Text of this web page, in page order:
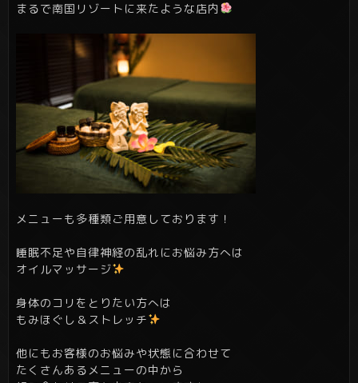
まるで南国リゾートに来たような店内
メニューも多種類ご用意しております！
睡眠不足や自律神経の乱れにお悩み方へは
オイルマッサージ
身体のコリをとりたい方へは
もみほぐし＆ストレッチ
他にもお客様のお悩みや状態に合わせて
たくさんあるメニューの中から